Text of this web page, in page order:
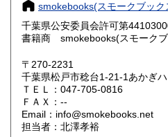
奈良県 385円
鳥取県 385円
岡山県 385円
山口県
香川県
smokebooks(スモークブック
千葉県公安委員会許可第
書籍商 smokebooks(スモーク
〒270-2231
千葉県松戸市稔台1-21-1あかぎ
ＴＥＬ：047-705-0816
ＦＡＸ：--
Email：info@smokebooks.net
担当者：北澤孝裕